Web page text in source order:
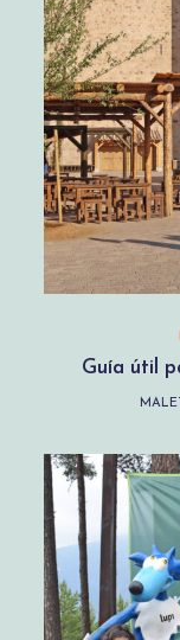
Guía útil